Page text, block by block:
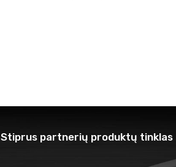
Stiprus partnerių produktų tinklas